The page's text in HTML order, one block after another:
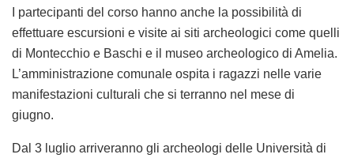
I partecipanti del corso hanno anche la possibilità di
effettuare escursioni e visite ai siti archeologici come quelli
di Montecchio e Baschi e il museo archeologico di Amelia.
L’amministrazione comunale ospita i ragazzi nelle varie
manifestazioni culturali che si terranno nel mese di
giugno.
Dal 3 luglio arriveranno gli archeologi delle Università di